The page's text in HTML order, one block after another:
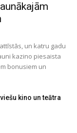
un katru gadu
kazino piesaista
bonusiem un
kino un teātra